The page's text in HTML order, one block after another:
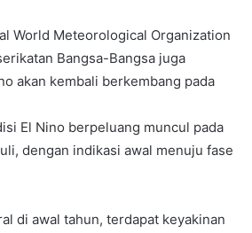
World Meteorological Organization
Bangsa-Bangsa juga
akan kembali berkembang pada
El Nino berpeluang muncul pada
dengan indikasi awal menuju fase
di awal tahun, terdapat keyakinan